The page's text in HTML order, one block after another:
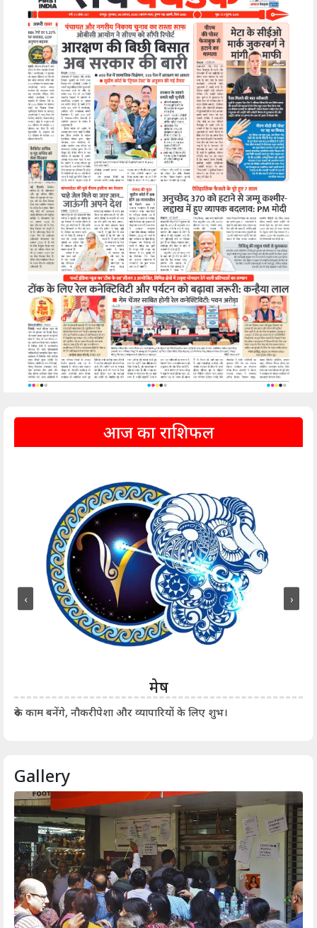
आज का राशिफल
मेष
रुके काम बनेंगे, नौकरीपेशा और व्यापारियों के लिए शुभ।
‹ ›
Gallery